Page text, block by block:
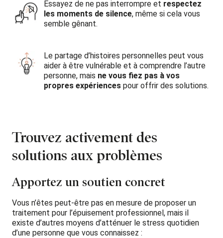
Essayez de ne pas interrompre et respectez
les moments de silence, même si cela vous
semble gênant.
Le partage d’histoires personnelles peut vous
aider à être vulnérable et à comprendre l’autre
personne, mais ne vous fiez pas à vos
propres expériences pour offrir des solutions.
Trouvez activement des
solutions aux problèmes
Apportez un soutien concret
Vous n’êtes peut-être pas en mesure de proposer un
traitement pour l’épuisement professionnel, mais il
existe d’autres moyens d’atténuer le stress quotidien
d’une personne que vous connaissez :